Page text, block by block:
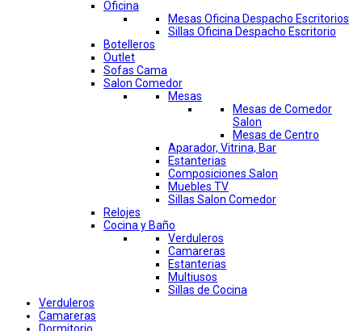
Oficina
Mesas Oficina Despacho Escritorios
Sillas Oficina Despacho Escritorio
Botelleros
Outlet
Sofas Cama
Salon Comedor
Mesas
Mesas de Comedor
Salon
Mesas de Centro
Aparador, Vitrina, Bar
Estanterias
Composiciones Salon
Muebles TV
Sillas Salon Comedor
Relojes
Cocina y Baño
Verduleros
Camareras
Estanterias
Multiusos
Sillas de Cocina
Verduleros
Camareras